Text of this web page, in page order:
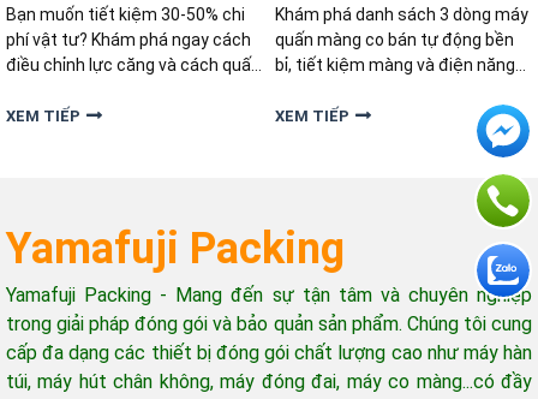
Bạn muốn tiết kiệm 30-50% chi
phí vật tư? Khám phá ngay cách
điều chỉnh lực căng và cách quấn
nhất tại đây!
XEM TIẾP
Khám phá danh sách 3 dòng máy
quấn màng co bán tự động bền
bỉ, tiết kiệm màng và điện năng
hóa quy trình đóng gói cùng
XEM TIẾP
Yamafuji Packing
Yamafuji Packing - Mang đến sự tận tâm và chuyên nghiệp
trong giải pháp đóng gói và bảo quản sản phẩm. Chúng tôi cung
cấp đa dạng các thiết bị đóng gói chất lượng cao như máy hàn
túi, máy hút chân không, máy đóng đai, máy co màng...có đầy